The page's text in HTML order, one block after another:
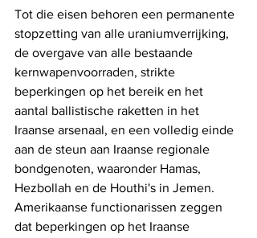
Tot die eisen behoren een permanente
stopzetting van alle uraniumverrijking,
de overgave van alle bestaande
kernwapenvoorraden, strikte
beperkingen op het bereik en het
aantal ballistische raketten in het
Iraanse arsenaal, en een volledig einde
aan de steun aan Iraanse regionale
bondgenoten, waaronder Hamas,
Hezbollah en de Houthi's in Jemen.
Amerikaanse functionarissen zeggen
dat beperkingen op het Iraanse